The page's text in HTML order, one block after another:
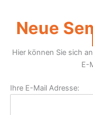
Neue
Hier können Sie sich
E-
Ihre E-Mail Adresse: